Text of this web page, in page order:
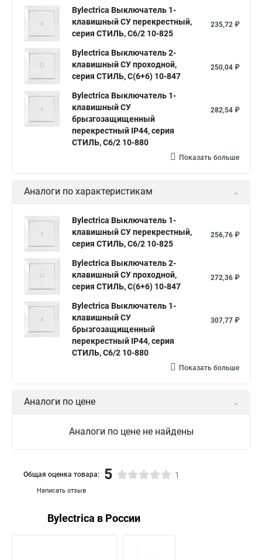
Bylectrica Выключатель 1-
клавишный СУ перекрестный,
серия СТИЛЬ, С6/2 10-825
235,72 ₽
Bylectrica Выключатель 2-
клавишный СУ проходной,
серия СТИЛЬ, С(6+6) 10-847
250,04 ₽
Bylectrica Выключатель 1-
клавишный СУ
брызгозащищенный
перекрестный IP44, серия
СТИЛЬ, С6/2 10-880
282,54 ₽
Показать больше
Аналоги по характеристикам
Bylectrica Выключатель 1-
клавишный СУ перекрестный,
серия СТИЛЬ, С6/2 10-825
256,76 ₽
Bylectrica Выключатель 2-
клавишный СУ проходной,
серия СТИЛЬ, С(6+6) 10-847
272,36 ₽
Bylectrica Выключатель 1-
клавишный СУ
брызгозащищенный
перекрестный IP44, серия
СТИЛЬ, С6/2 10-880
307,77 ₽
Показать больше
Аналоги по цене
Аналоги по цене не найдены
Написать отзыв
Общая оценка товара: 5 1
Bylectrica в России